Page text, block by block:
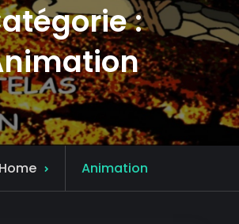
:
Home
Archive
for
Animation